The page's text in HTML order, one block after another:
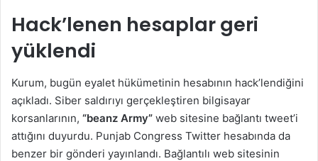
Hack’lenen hesaplar geri
yüklendi
Kurum, bugün eyalet hükümetinin hesabının hack’lendiğini
açıkladı. Siber saldırıyı gerçekleştiren bilgisayar
korsanlarının, “beanz Army” web sitesine bağlantı tweet’i
attığını duyurdu. Punjab Congress Twitter hesabında da
benzer bir gönderi yayınlandı. Bağlantılı web sitesinin